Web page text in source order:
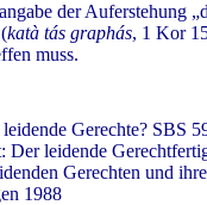
der Auferstehung
katà tás graphás, 1 Kor
muss.
Gerechte? SBS
leidende
Gerechten und ihre
1988